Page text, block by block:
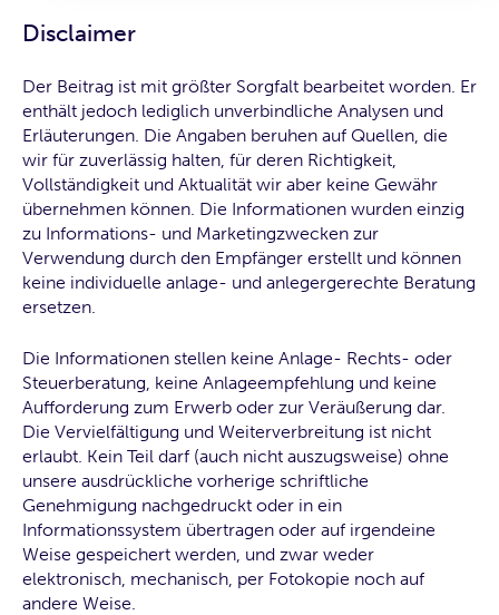
Disclaimer
Der Beitrag ist mit größter Sorgfalt bearbeitet worden. Er
enthält jedoch lediglich unverbindliche Analysen und
Erläuterungen. Die Angaben beruhen auf Quellen, die
wir für zuverlässig halten, für deren Richtigkeit,
Vollständigkeit und Aktualität wir aber keine Gewähr
übernehmen können. Die Informationen wurden einzig
zu Informations- und Marketingzwecken zur
Verwendung durch den Empfänger erstellt und können
keine individuelle anlage- und anlegergerechte Beratung
ersetzen.
Die Informationen stellen keine Anlage- Rechts- oder
Steuerberatung, keine Anlageempfehlung und keine
Aufforderung zum Erwerb oder zur Veräußerung dar.
Die Vervielfältigung und Weiterverbreitung ist nicht
erlaubt. Kein Teil darf (auch nicht auszugsweise) ohne
unsere ausdrückliche vorherige schriftliche
Genehmigung nachgedruckt oder in ein
Informationssystem übertragen oder auf irgendeine
Weise gespeichert werden, und zwar weder
elektronisch, mechanisch, per Fotokopie noch auf
andere Weise.